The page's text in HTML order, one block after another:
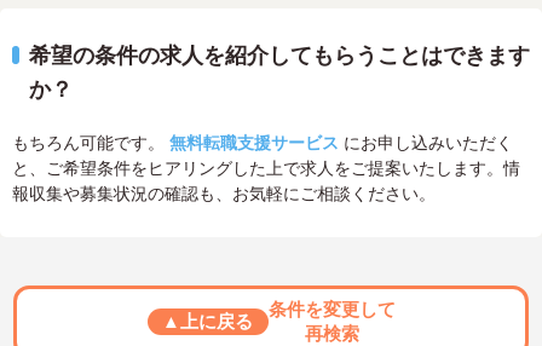
希望の条件の求人を紹介してもらうことはできます
か？
もちろん可能です。 無料転職支援サービス にお申し込みいただく
と、ご希望条件をヒアリングした上で求人をご提案いたします。情
報収集や募集状況の確認も、お気軽にご相談ください。
▲上に戻る
条件を変更して
再検索